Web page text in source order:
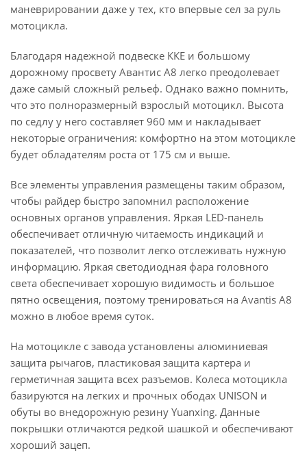
маневрировании даже у тех, кто впервые сел за руль
мотоцикла.
Благодаря надежной подвеске ККЕ и большому
дорожному просвету Авантис А8 легко преодолевает
даже самый сложный рельеф. Однако важно помнить,
что это полноразмерный взрослый мотоцикл. Высота
по седлу у него составляет 960 мм и накладывает
некоторые ограничения: комфортно на этом мотоцикле
будет обладателям роста от 175 см и выше.
Все элементы управления размещены таким образом,
чтобы райдер быстро запомнил расположение
основных органов управления. Яркая LED-панель
обеспечивает отличную читаемость индикаций и
показателей, что позволит легко отслеживать нужную
информацию. Яркая светодиодная фара головного
света обеспечивает хорошую видимость и большое
пятно освещения, поэтому тренироваться на Avantis A8
можно в любое время суток.
На мотоцикле с завода установлены алюминиевая
защита рычагов, пластиковая защита картера и
герметичная защита всех разъемов. Колеса мотоцикла
базируются на легких и прочных ободах UNISON и
обуты во внедорожную резину Yuanxing. Данные
покрышки отличаются редкой шашкой и обеспечивают
хороший зацеп.